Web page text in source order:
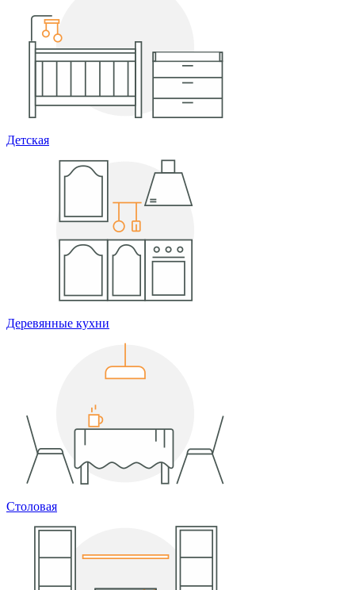
Детская
Деревянные кухни
Столовая